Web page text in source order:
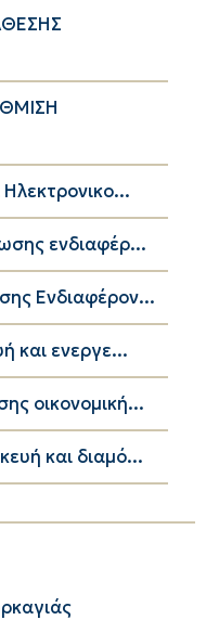
ενδιαφέρ...
Ενδιαφέρον...
και ενεργε...
οικονομική...
και διαμό...